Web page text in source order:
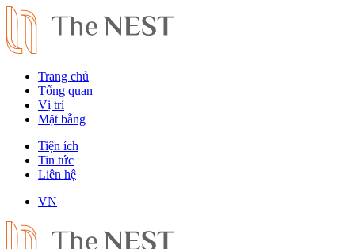
Trang chủ
Tổng quan
Vị trí
Mặt bằng
Tiện ích
Tin tức
Liên hệ
VN